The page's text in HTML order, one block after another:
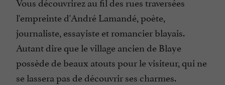
l'empreinte d'André Lamandé, poète,
journaliste, essayiste et romancier blayais.
Autant dire que le village ancien de Blaye
possède de beaux atouts pour le visiteur, qui ne
se lassera pas de découvrir ses charmes.